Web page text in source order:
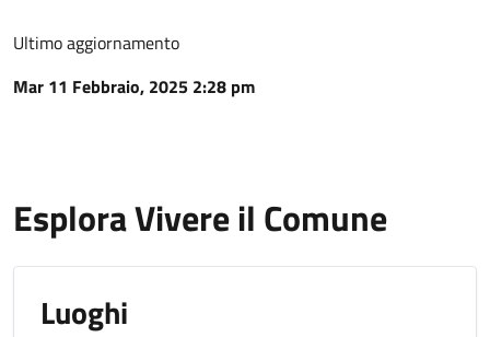
Ultimo aggiornamento
Mar 11 Febbraio, 2025 2:28 pm
Esplora Vivere il Comune
Luoghi